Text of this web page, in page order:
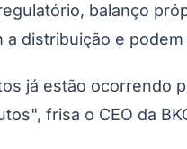
balanço
a distribuição e
já estão ocorrendo
frisa o CEO da